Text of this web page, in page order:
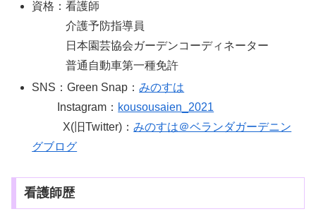
資格：看護師
介護予防指導員
日本園芸協会ガーデンコーディネーター
普通自動車第一種免許
SNS：Green Snap：みのすは
Instagram： kousousaien_2021
X(旧Twitter)：みのすは＠ベランダガーデニン
グブログ
看護師歴